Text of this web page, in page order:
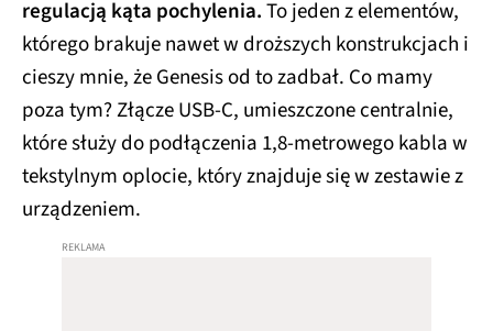
regulacją kąta pochylenia.To jeden z elementów,
którego brakuje nawet w droższych konstrukcjach i
cieszy mnie, że Genesis od to zadbał. Co mamy
poza tym? Złącze USB-C, umieszczone centralnie,
które służy do podłączenia 1,8-metrowego kabla w
tekstylnym oplocie, który znajduje się w zestawie z
urządzeniem.